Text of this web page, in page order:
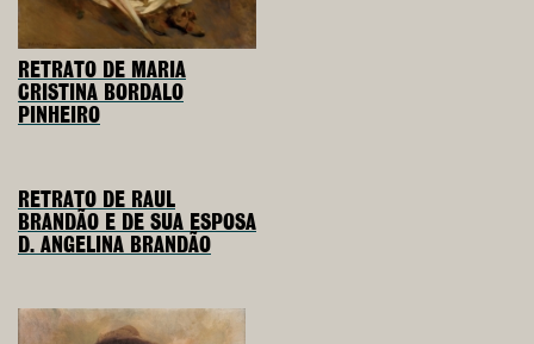
RETRATO DE MARIA
CRISTINA BORDALO
PINHEIRO
RETRATO DE RAUL
BRANDÃO E DE SUA ESPOSA
D. ANGELINA BRANDÃO